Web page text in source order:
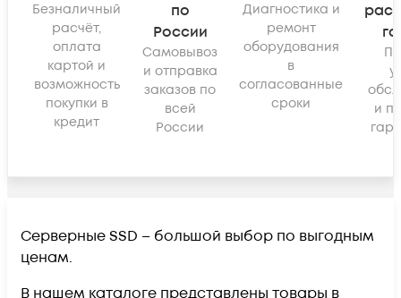
Безналичный
расчёт,
оплата
картой и
возможность
покупки в
кредит
по
России
Самовывоз
и отправка
заказов по
всей
России
Диагностика и
ремонт
оборудования
в
согласованные
сроки
и
Серверные SSD – большой выбор по выгодным
ценам.
В нашем каталоге представлены товары в